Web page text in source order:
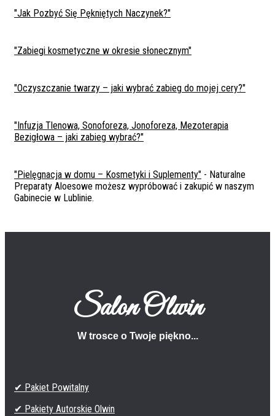
"Jak Pozbyć Się Pękniętych Naczynek?"
"Zabiegi kosmetyczne w okresie słonecznym"
"Oczyszczanie twarzy – jaki wybrać zabieg do mojej cery?"
"Infuzja Tlenowa, Sonoforeza, Jonoforeza, Mezoterapia
Bezigłowa – jaki zabieg wybrać?"
"Pielęgnacja w domu – Kosmetyki i Suplementy" - Naturalne
Preparaty Aloesowe możesz wypróbować i zakupić w naszym
Gabinecie w Lublinie.
Salon Olwin
W trosce o Twoje piękno...
✔ Pakiet Powitalny
✔ Pakiety Autorskie Olwin